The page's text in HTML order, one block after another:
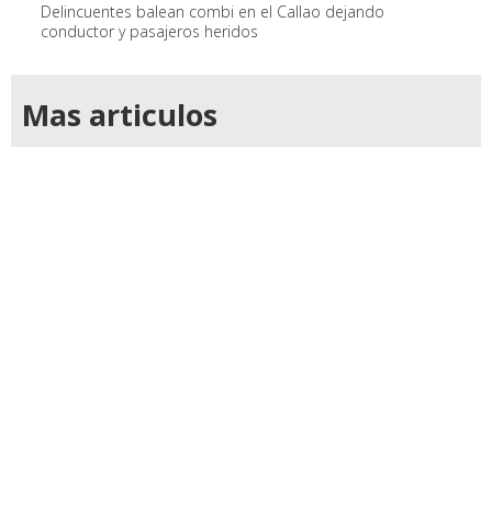
Delincuentes balean combi en el Callao dejando
conductor y pasajeros heridos
Mas articulos